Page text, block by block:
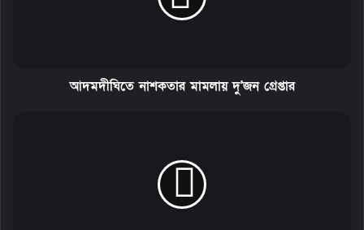
আদমদীঘিতে নাশকতার মামলায় দু'জন গ্রেপ্তার